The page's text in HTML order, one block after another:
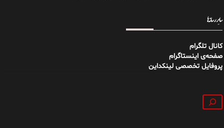
سایر رسانه‌ها
کانال تلگرام
صفحه‌ی اینستاگرام
پروفایل تخصصی لینکداین
جستجو